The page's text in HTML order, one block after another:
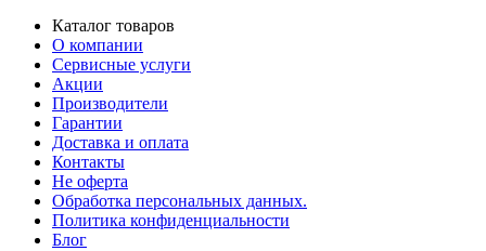
Каталог товаров
О компании
Сервисные услуги
Акции
Производители
Гарантии
Доставка и оплата
Контакты
Не оферта
Обработка персональных данных.
Политика конфиденциальности
Блог